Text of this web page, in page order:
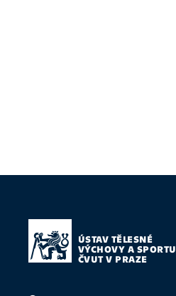
ÚSTAV TĚLESNÉ
VÝCHOVY A SPORTU
ČVUT V PRAZE